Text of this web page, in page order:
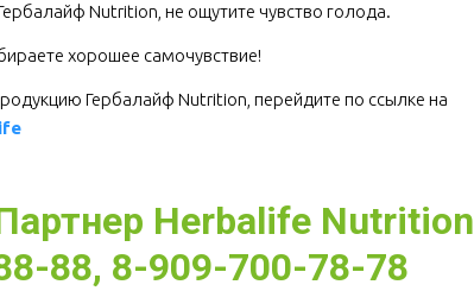
Nutrition, не ощутите чувство голода.
хорошее самочувствие!
Гербалайф Nutrition, перейдите по ссылке на
Herbalife Nutrition
88, 8-909-700-78-78